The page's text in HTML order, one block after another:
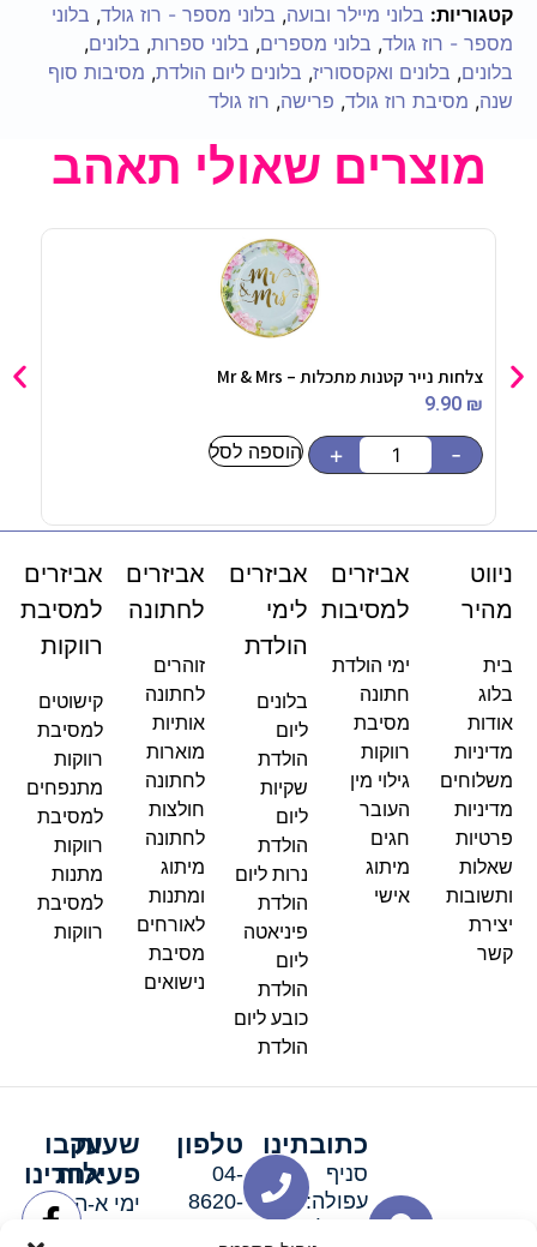
קטגוריות: בלוני מיילר ובועה, בלוני מספר - רוז גולד, בלוני
מספר - רוז גולד, בלוני מספרים, בלוני ספרות, בלונים,
בלונים, בלונים ואקססוריז, בלונים ליום הולדת, מסיבות סוף
שנה, מסיבת רוז גולד, פרישה, רוז גולד
מוצרים שאולי תאהב
צלחות נייר קטנות מתכלות – Mr & Mrs
9.90 ₪
-
+ הוספה לסל
בלון לב
ניווט
מהיר
בית
בלוג
אודות
מדיניות
משלוחים
מדיניות
פרטיות
שאלות
ותשובות
יצירת
קשר
אביזרים
למסיבות
ימי הולדת
חתונה
מסיבת
רווקות
גילוי מין
העובר
חגים
מיתוג
אישי
אביזרים
לימי
הולדת
בלונים
ליום
הולדת
שקיות
ליום
הולדת
נרות ליום
הולדת
פיניאטה
ליום
הולדת
כובע ליום
הולדת
אביזרים
לחתונה
זוהרים
לחתונה
אותיות
מוארות
לחתונה
חולצות
לחתונה
מיתוג
ומתנות
לאורחים
מסיבת
נישואים
אביזרים
למסיבת
רווקות
קישוטים
למסיבת
רווקות
מתנפחים
למסיבת
רווקות
מתנות
למסיבת
רווקות
כתובתינו
סניף
עפולה:
טלפון
04-
8620-
שעות
פעילות
ימי א-ה:
עקבו
אחרינו